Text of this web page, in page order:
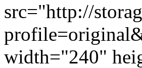
src="http://
width="240"